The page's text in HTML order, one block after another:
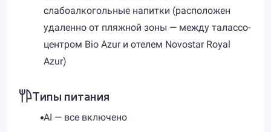
слабоалкогольные напитки (расположен
удаленно от пляжной зоны — между талассо-
центром Bio Azur и отелем Novostar Royal
Azur)
Типы питания
AI — все включено